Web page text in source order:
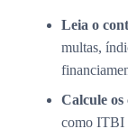
Leia o
multas,
Calcule os
como ITBI